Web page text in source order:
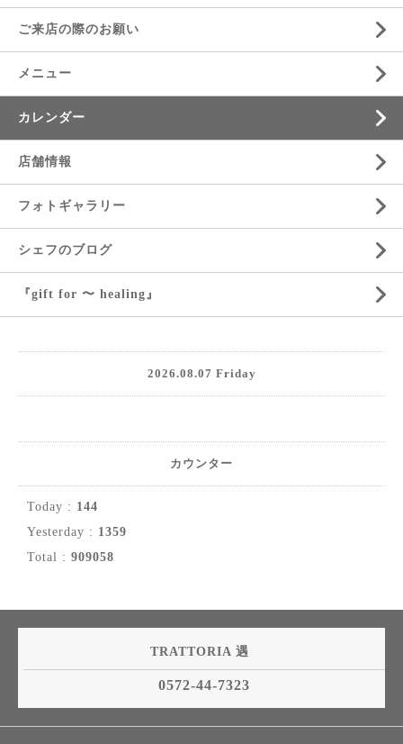
ご来店の際のお願い
メニュー
カレンダー
店舗情報
フォトギャラリー
シェフのブログ
『gift for 〜 healing』
2026.08.07 Friday
カウンター
Today : 144
Yesterday : 1359
Total : 909058
TRATTORIA 遇
0572-44-7323